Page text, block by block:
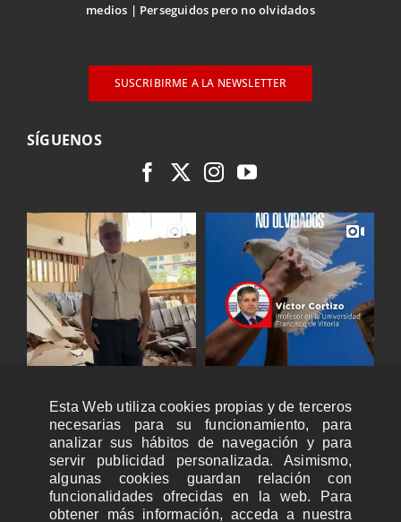
medios
Perseguidos pero no olvidados
SUSCRIBIRME A LA NEWSLETTER
SÍGUENOS
Esta Web utiliza cookies propias y de terceros
necesarias para su funcionamiento, para
analizar sus hábitos de navegación y para
servir publicidad personalizada. Asimismo,
algunas cookies guardan relación con
funcionalidades ofrecidas en la web. Para
obtener más información, acceda a nuestra